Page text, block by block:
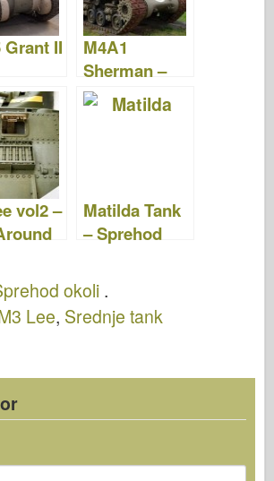
Grant II
M4A1
Sherman –
WalkAround
vol2 –
Matilda Tank
– Sprehod
okoli .
Lee, Srednje tank